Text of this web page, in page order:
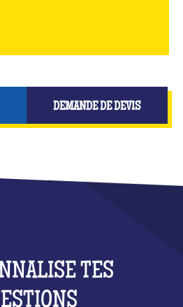
DEMANDE DE DEVIS
TES